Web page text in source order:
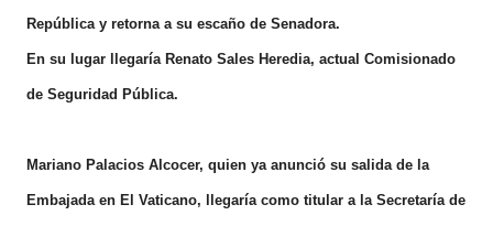
República y retorna a su escaño de Senadora.
En su lugar llegaría Renato Sales Heredia, actual Comisionado
de Seguridad Pública.
Mariano Palacios Alcocer, quien ya anunció su salida de la
Embajada en El Vaticano, llegaría como titular a la Secretaría de